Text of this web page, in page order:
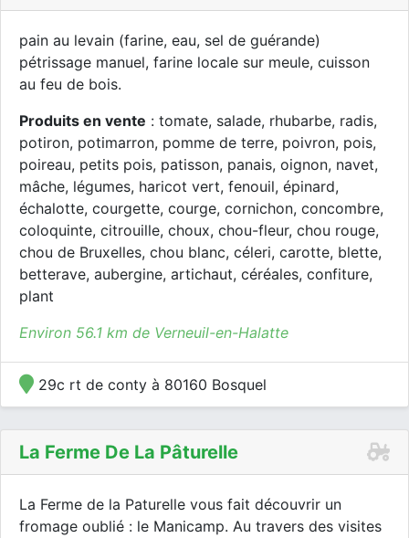
pain au levain (farine, eau, sel de guérande)
pétrissage manuel, farine locale sur meule, cuisson
au feu de bois.
Produits en vente : tomate, salade, rhubarbe, radis,
potiron, potimarron, pomme de terre, poivron, pois,
poireau, petits pois, patisson, panais, oignon, navet,
mâche, légumes, haricot vert, fenouil, épinard,
échalotte, courgette, courge, cornichon, concombre,
coloquinte, citrouille, choux, chou-fleur, chou rouge,
chou de Bruxelles, chou blanc, céleri, carotte, blette,
betterave, aubergine, artichaut, céréales, confiture,
plant
Environ 56.1 km de Verneuil-en-Halatte
29c rt de conty à 80160 Bosquel
La Ferme De La Pâturelle
La Ferme de la Paturelle vous fait découvrir un
fromage oublié : le Manicamp. Au travers des visites